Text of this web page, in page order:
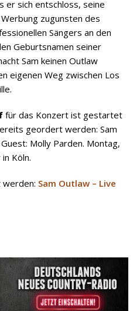
er sich entschloss, seine
zugunsten des
Sängers an den
Geburtsnamen seiner
Sam keinen Outlaw
eigenen Weg zwischen Los
für das Konzert ist gestartet
geordert werden: Sam
Molly Parden. Montag,
Köln.
werden: Sam Outlaw – Live